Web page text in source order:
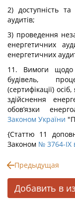
2) доступність
аудитів;
3) проведення
енергетичних
енергетичних
11. Вимоги щодо
будівель,
(сертифікації)
здійснення
обов’язки
Законом України
{Статтю 11
Законом № 3764-IX
Предыдущая
Добавить в